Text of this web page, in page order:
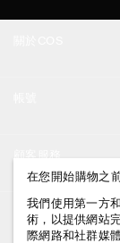
門市資訊
登入 / 註冊
聯絡我們
配送說明
法律資訊
在您開始購物之
我們使用第一方
術，以提供網站
際網路和社群媒